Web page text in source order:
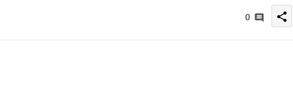
0 share